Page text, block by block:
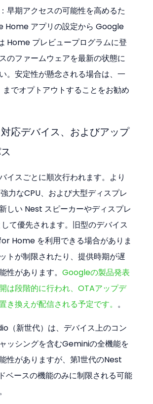
早期アクセスの可能性を高めるた
Home アプリの設定から Google
Home プレビュープログラムに登
のファームウェアを最新の状態に
。安定性が懸念される場合は、一
でオプトアウトすることをお勧め
応デバイス、およびアップ
イスごとに順次行われます。より
力なCPU、および大型ディスプレ
しい Nest スピーカーやディスプレ
て優先されます。旧型のデバイス
Home を利用できる場合がありま
トが制限されたり、提供時期が遅
性があります。Googleの製品発表
は段階的に行われ、OTAアップデ
き換えが配信される予定です。 。
（新世代）は、デバイス上のコン
ッシングを含むGeminiの全機能を
性がありますが、第1世代のNest
ベースの機能のみに制限される可能